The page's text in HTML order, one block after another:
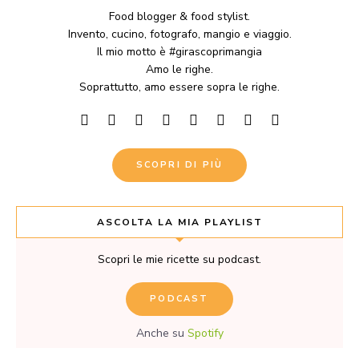
Food blogger & food stylist.
Invento, cucino, fotografo, mangio e viaggio.
Il mio motto è #girascoprimangia
Amo le righe.
Soprattutto, amo essere sopra le righe.
SCOPRI DI PIÙ
ASCOLTA LA MIA PLAYLIST
Scopri le mie ricette su podcast.
PODCAST
Anche su Spotify